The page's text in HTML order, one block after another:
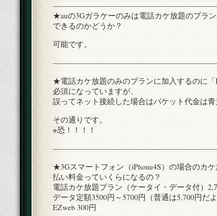
★auの3Gガラケーのみは電話カケ放題のプラ
できるのかどうか？
可能です。
★電話カケ放題のみのプランに加入するのに「
必須になっていますが、
誤ってネット接続した場合はパケット代金は
その通りです。
※恐！！！！
★3Gスマートフォン（iPhone4S）の場合のカ
払い料金っていくらになるの？
電話カケ放題プラン（ケータイ・データ付）
データ定額3500円～5700円（普通は5,700円だ
EZweb 300円